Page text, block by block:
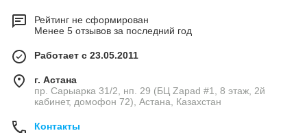
Рейтинг не сформирован
Менее 5 отзывов за последний год
Работает с 23.05.2011
г. Астана
пр. Сарыарка 31/2, нп. 29 (БЦ Zapad #1, 8 этаж, 2й
кабинет, домофон 72), Астана, Казахстан
Контакты